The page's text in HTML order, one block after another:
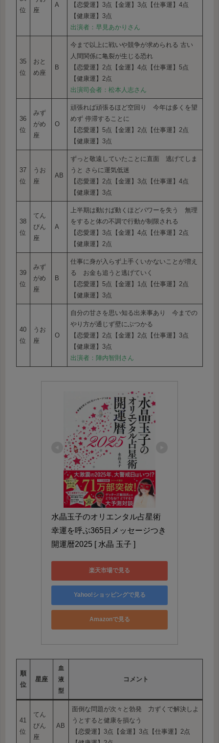
位
座
A
【恋愛運】3点【金運】3点【仕事運】4点
【健康運】3点
出演者：早見あかりさん
35
位
おと
め座
B
今まで以上に戦いや競争が求められる 古い
人間関係に亀裂が生じる恐れ
【恋愛運】2点【金運】4点【仕事運】5点
【健康運】2点
出演司会者：松本人志さん
36
位
みず
がめ
座
O
頑張れば頑張るほど空回り 今年は多くを望
めず 停滞することに
【恋愛運】5点【金運】2点【仕事運】2点
【健康運】3点
37
位
うお
座
AB
ずっと敬遠していたことに直面 逃げてしま
うと さらに運気低迷
【恋愛運】2点【金運】3点【仕事運】4点
【健康運】3点
38
位
てん
びん
座
A
上半期は動けば動くほどパワーを失う 無理
をすると体の不調で行動が制限される
【恋愛運】3点【金運】4点【仕事運】2点
【健康運】2点
39
位
みず
がめ
座
B
仕事に身が入らず上手くいかないことが増え
る お金も追うと逃げていく
【恋愛運】5点【金運】1点【仕事運】2点
【健康運】3点
40
位
うお
座
O
自分の甘さを思い知る出来事あり 今までの
やり方が通じず壁にぶつかる
【恋愛運】2点【金運】2点【仕事運】3点
【健康運】3点
出演者：陣内智則さん
水晶玉子のオリエンタル占星術
幸運を呼ぶ365日メッセージつき
開運暦2025 [ 水晶 玉子 ]
楽天市場で見る
Yahoo!ショッピングで見る
Amazonで見る
順
位
星座
血
液
型
コメント
41
位
てん
びん
座
AB
面倒な問題が次々と勃発 力ずくで解決しよ
うとすると健康を損なう
【恋愛運】3点【金運】3点【仕事運】2点